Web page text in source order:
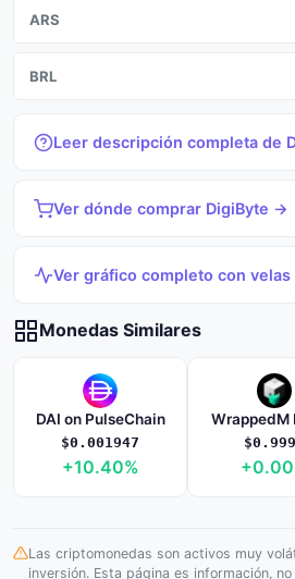
ARS
BRL
Leer descripción completa de
Ver dónde comprar DigiByte →
Ver gráfico completo con
Monedas Similares
DAI on PulseChain
$0.001947
+10.40%
WrappedM
Las criptomonedas son activos muy
inversión. Esta página es información,